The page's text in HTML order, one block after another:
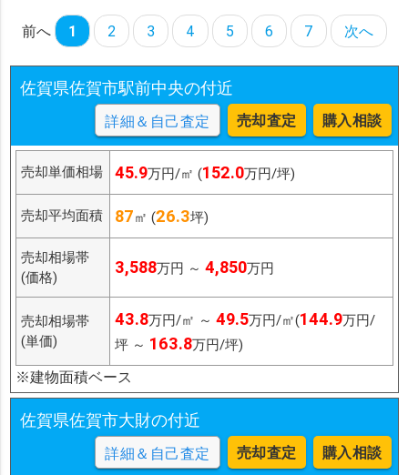
前へ 1 2 3 4 5 6 7 次へ
佐賀県佐賀市駅前中央の付近
詳細＆自己査定 売却査定 購入相談
売却単価相場 45.9万円/㎡ (152.0万円/坪)
売却平均面積 87㎡ (26.3坪)
売却相場帯
(価格)
3,588万円 ～ 4,850万円
売却相場帯
(単価)
43.8万円/㎡ ～ 49.5万円/㎡(144.9万円/
坪 ～ 163.8万円/坪)
※建物面積ベース
佐賀県佐賀市大財の付近
詳細＆自己査定 売却査定 購入相談